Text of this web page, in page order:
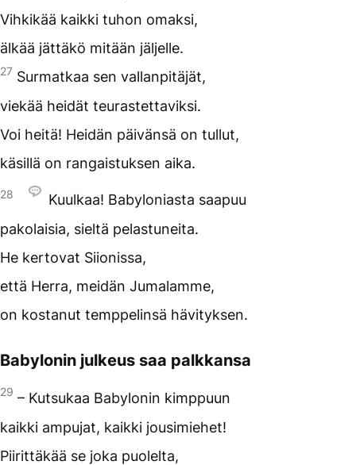
Vihkikää kaikki tuhon omaksi,
älkää jättäkö mitään jäljelle.
27 Surmatkaa sen vallanpitäjät,
viekää heidät teurastettaviksi.
Voi heitä! Heidän päivänsä on tullut,
käsillä on rangaistuksen aika.
28
Kuulkaa! Babyloniasta saapuu
pakolaisia, sieltä pelastuneita.
He kertovat Siionissa,
että Herra, meidän Jumalamme,
on kostanut temppelinsä hävityksen.
Babylonin julkeus saa palkkansa
29 – Kutsukaa Babylonin kimppuun
kaikki ampujat, kaikki jousimiehet!
Piirittäkää se joka puolelta,